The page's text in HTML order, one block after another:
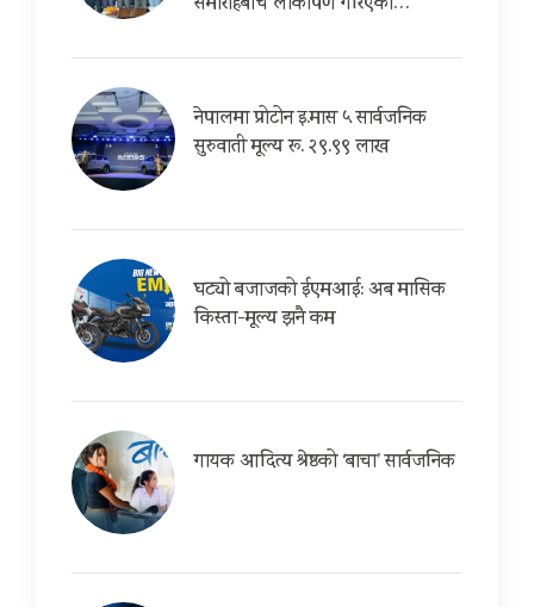
नेपालमा प्रोटोन इ.मास ५ सार्वजनिक
सुरुवाती मूल्य रू. २९.९९ लाख
घट्यो बजाजको ईएमआई: अब मासिक
किस्ता-मूल्य झनै कम
गायक आदित्य श्रेष्ठको ‘बाचा’ सार्वजनिक